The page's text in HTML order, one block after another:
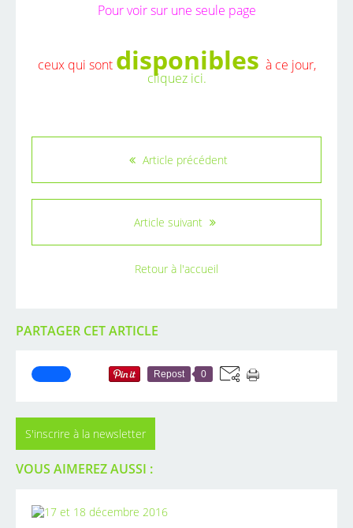
Pour voir sur une seule page
ceux qui sont disponibles à ce jour,
cliquez ici.
Article précédent
Article suivant
Retour à l'accueil
PARTAGER CET ARTICLE
Repost 0
S'inscrire à la newsletter
VOUS AIMEREZ AUSSI :